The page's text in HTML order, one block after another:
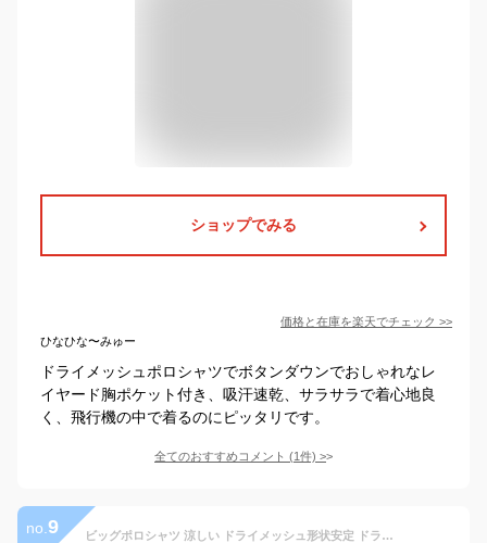
ショップでみる
価格と在庫を楽天でチェック >>
ひなひな〜みゅー
ドライメッシュポロシャツでボタンダウンでおしゃれなレ
イヤード胸ポケット付き、吸汗速乾、サラサラで着心地良
く、飛行機の中で着るのにピッタリです。
全てのおすすめコメント (1件) >
no. 9 ビッグポロシャツ 涼しい ドライメッシュ形状安定 ドライカノコ 半袖メンズ ビッグシルエット 吸汗速乾 さらさらメッシュポロシャツ ビジネスウェア ビズポロ テレワーク 春夏秋冬 襟ぐり狭め サイドスリット有り ゆとり ゆるめ 大きめ 大きいuvcut UPF20 2025